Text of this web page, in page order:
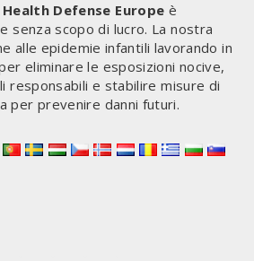
Defense Europe è
senza scopo di lucro. La nostra
alle epidemie infantili lavorando in
eliminare le esposizioni nocive,
responsabili e stabilire misure di
per prevenire danni futuri.